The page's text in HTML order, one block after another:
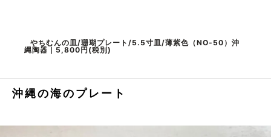
やちむんの皿/珊瑚プレート/5.5寸皿/薄紫色（NO-50）沖
縄陶器｜5,800円(税別)
沖縄の海のプレート